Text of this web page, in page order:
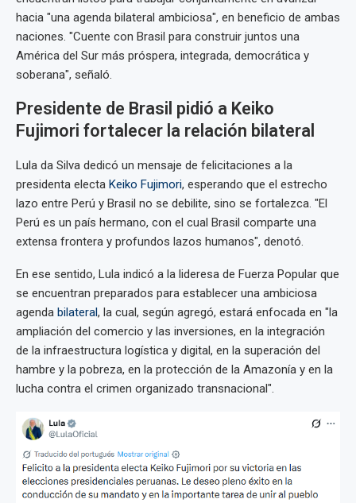
hacia "una agenda bilateral ambiciosa", en beneficio de ambas
naciones. "Cuente con Brasil para construir juntos una
América del Sur más próspera, integrada, democrática y
soberana", señaló.
Presidente de Brasil pidió a Keiko
Fujimori fortalecer la relación bilateral
Lula da Silva dedicó un mensaje de felicitaciones a la
presidenta electa Keiko Fujimori, esperando que el estrecho
lazo entre Perú y Brasil no se debilite, sino se fortalezca. "El
Perú es un país hermano, con el cual Brasil comparte una
extensa frontera y profundos lazos humanos", denotó.
En ese sentido, Lula indicó a la lideresa de Fuerza Popular que
se encuentran preparados para establecer una ambiciosa
agenda bilateral, la cual, según agregó, estará enfocada en "la
ampliación del comercio y las inversiones, en la integración
de la infraestructura logística y digital, en la superación del
hambre y la pobreza, en la protección de la Amazonía y en la
lucha contra el crimen organizado transnacional".